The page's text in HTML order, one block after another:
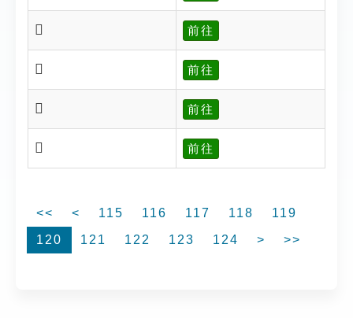
𢹗 前往
𢹘 前往
𢹙 前往
𢹏 前往
<< < 115 116 117 118
119
120
121 122 123 124 > >>